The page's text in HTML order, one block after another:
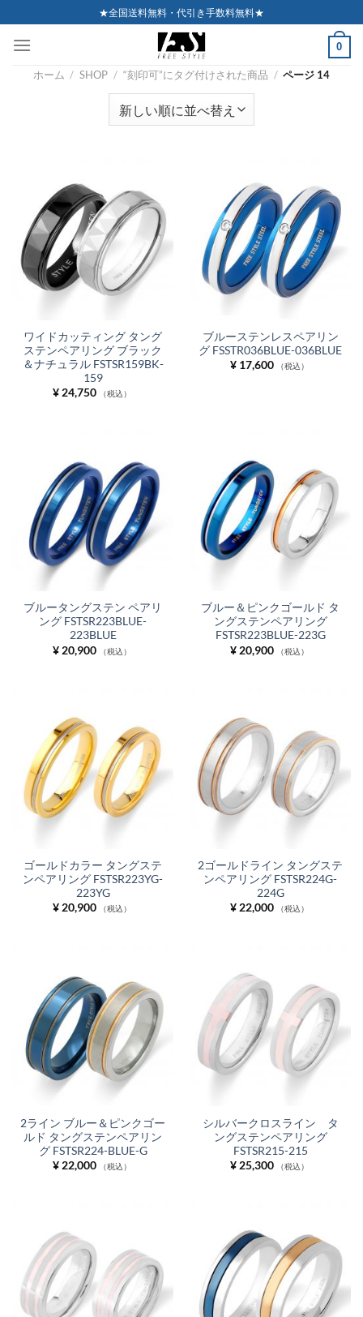
to
content
★全国送料無料・代引き手数料無料★
0
ホーム / SHOP / “刻印可”にタグ付けされた商品 / ページ 14
ワイドカッティング タング
ステンペアリング ブラック
＆ナチュラル FSTSR159BK-
159
¥24,750 （税込）
ブルーステンレスペアリン
グ FSSTR036BLUE-036BLUE
¥17,600 （税込）
ブルータングステン ペアリ
ング FSTSR223BLUE-
223BLUE
¥20,900 （税込）
ブルー＆ピンクゴールド タ
ングステンペアリング
FSTSR223BLUE-223G
¥20,900 （税込）
ゴールドカラー タングステ
ンペアリング FSTSR223YG-
223YG
¥20,900 （税込）
2ゴールドライン タングステ
ンペアリング FSTSR224G-
224G
¥22,000 （税込）
2ライン ブルー＆ピンクゴー
ルド タングステンペアリン
グ FSTSR224-BLUE-G
¥22,000 （税込）
シルバークロスライン タ
ングステンペアリング
FSTSR215-215
¥25,300 （税込）